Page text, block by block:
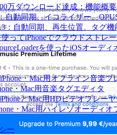
万ダウンロード達成：機能概要
自動同期、イコライザー、
：自動同期、再生位置、タグ機
使ってiPhoneでクラウドストレ
を使ったiOSオーデ
iPhone・Mac用オフライン音楽プ
・Mac用音楽タグエディタ
とMac用HDビデオプレー
・Mac用ハイレゾオーディオ
ー